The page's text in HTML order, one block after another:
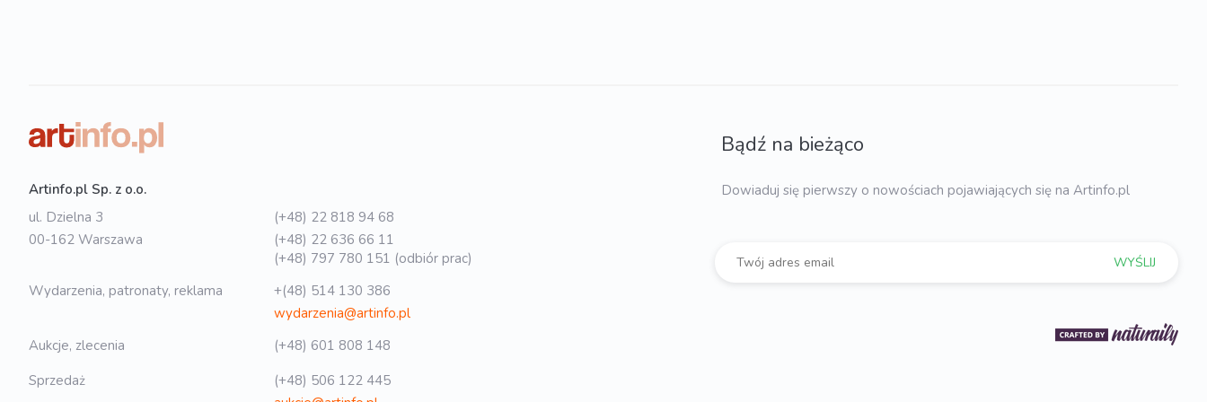
Artinfo.pl Sp. z o.o.
ul. Dzielna 3
00-162 Warszawa
(+48) 22 818 94 68
(+48) 22 636 66 11
(+48) 797 780 151 (odbiór prac)
Wydarzenia, patronaty, reklama
+(48) 514 130 386
wydarzenia@artinfo.pl
Aukcje, zlecenia
(+48) 601 808 148
Sprzedaż
(+48) 506 122 445
Bądź na bieżąco
Dowiaduj się pierwszy o nowościach pojawiających się na Artinfo.pl
WYŚLIJ